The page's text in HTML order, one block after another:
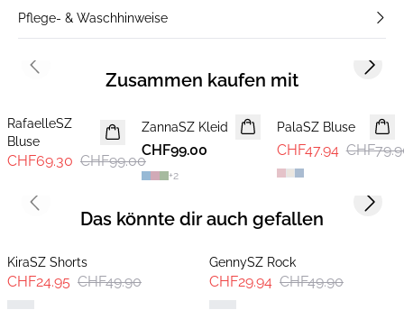
Pflege- & Waschhinweise
Zusammen kaufen mit
RafaelleSZ
Bluse
CHF69.30 CHF99.00
ZannaSZ Kleid
CHF99.00
+2
-40%
PalaSZ Bluse
CHF47.94
Previous slide Next
Das könnte dir auch gefallen
KiraSZ Shorts
CHF24.95 CHF49.90
GennySZ Rock
CHF29.94 CHF49.90
Previous slide Next